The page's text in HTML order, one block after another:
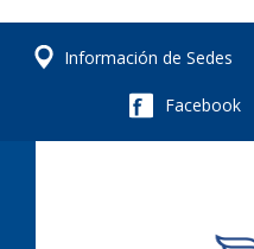
Información de Sedes
Facebook